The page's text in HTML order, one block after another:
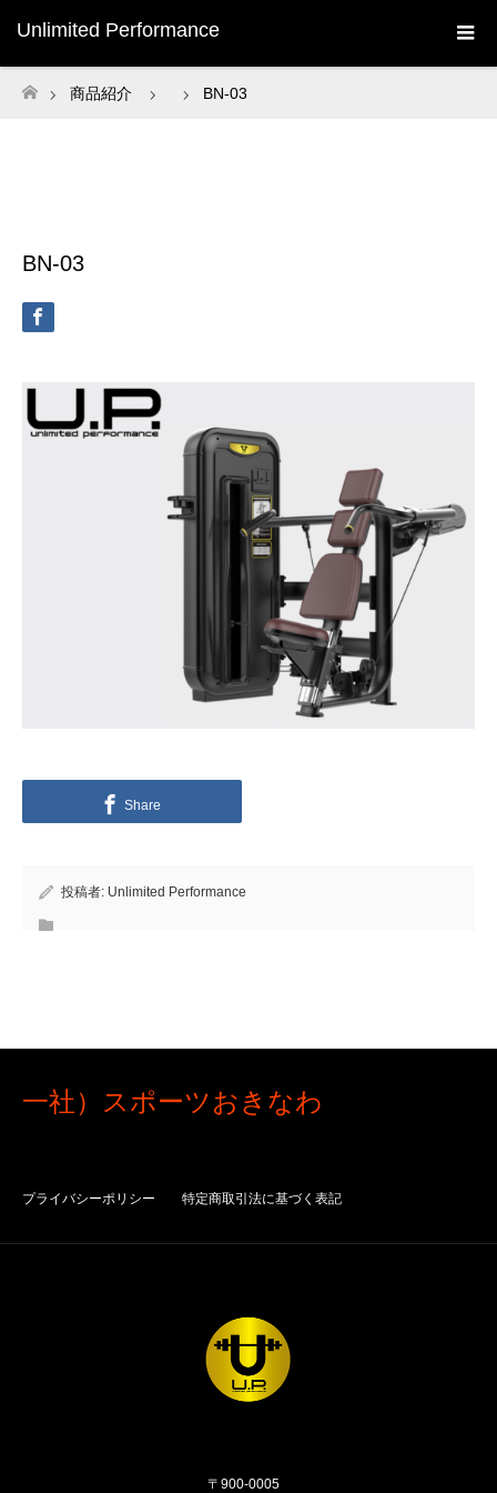
Unlimited Performance
ホーム
商品紹介 BN-03
BN-03
Share
投稿者: Unlimited Performance
一社）スポーツおきなわ
プライバシーポリシー 特定商取引法に基づく表記
〒900-0005